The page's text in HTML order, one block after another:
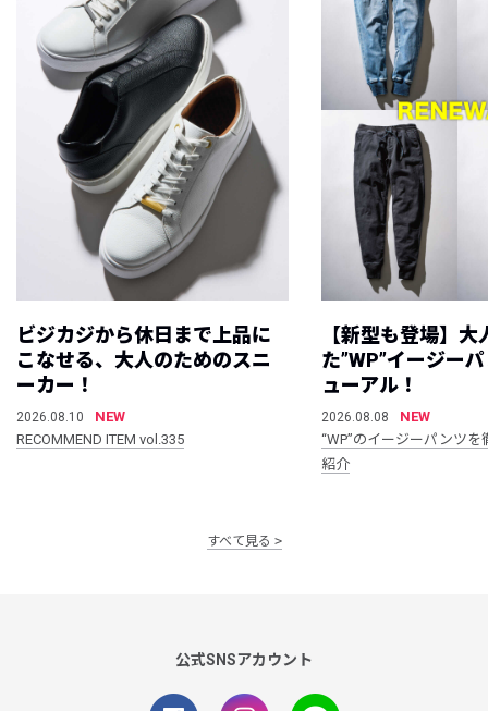
ビジカジから休日まで上品に
こなせる、大人のためのスニ
ーカー！
2026.08.10
NEW
RECOMMEND ITEM vol.335
【新型も登場】大
た”WP”イージー
ューアル！
2026.08.08
NEW
“WP”のイージーパンツ
紹介
すべて見る
公式SNSアカウント